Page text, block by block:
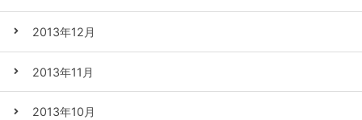
2013年12月
2013年11月
2013年10月